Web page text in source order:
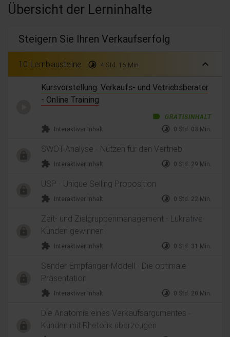
Übersicht der Lerninhalte
Steigern Sie Ihren Verkaufserfolg
10 Lernbausteine timelapse 4 Std. 16 Min. expand_less
Kursvorstellung: Verkaufs- und Vetriebsberater
- Online Training
label GRATISINHALT
extension Interaktiver Inhalt timelapse 0 Std. 03 Min.
SWOT-Analyse - Nutzen für den Vertrieb
extension Interaktiver Inhalt timelapse 0 Std. 29 Min.
USP - Unique Selling Proposition
extension Interaktiver Inhalt timelapse 0 Std. 22 Min.
Zeit- und Zielgruppenmanagement - Lukrative
Kunden gewinnen
extension Interaktiver Inhalt timelapse 0 Std. 31 Min.
Sender-Empfänger-Modell - Die optimale
Präsentation
extension Interaktiver Inhalt timelapse 0 Std. 20 Min.
Die Anatomie eines Verkaufsargumentes -
Kunden mit Rhetorik überzeugen